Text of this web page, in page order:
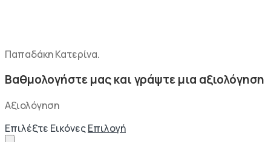
Παπαδάκη Κατερίνα.
Βαθμολογήστε μας και γράψτε μια αξιολόγηση
Αξιολόγηση
Επιλέξτε ΕικόνεςΕπιλογή